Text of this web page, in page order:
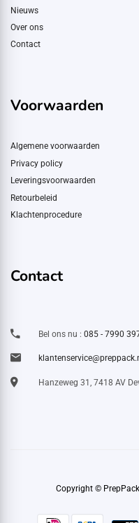
Nieuws
Over ons
Contact
Voorwaarden
Algemene voorwaarden
Privacy policy
Leveringsvoorwaarden
Retourbeleid
Klachtenprocedure
Contact
Bel ons nu : 085 - 7990
Hanzeweg 31, 7418 AV
Copyright ©